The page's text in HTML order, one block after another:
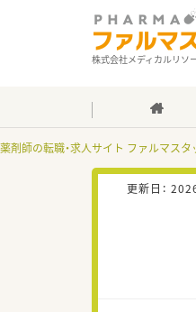
株式会社メディカルリソ
薬剤師の転職・求人サイト ファルマスタ
更新日：